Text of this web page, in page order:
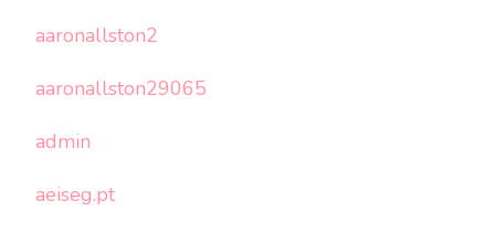
aaronallston2
aaronallston29065
admin
aeiseg.pt